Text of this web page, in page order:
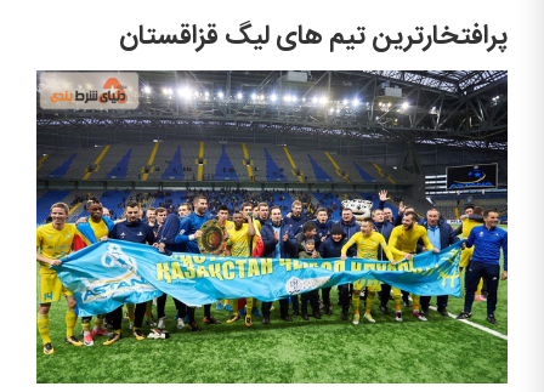
پرافتخارترین تیم های لیگ قزاقستان